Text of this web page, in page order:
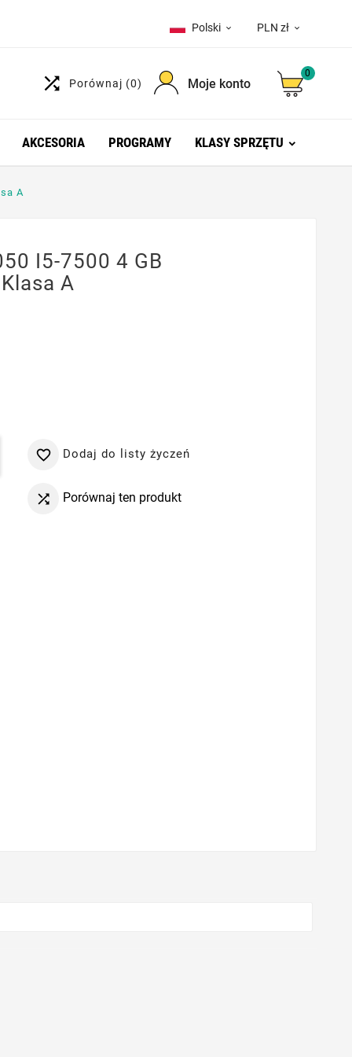
Polski  PLN zł 
 Porównaj (0) Moje konto
0
AKCESORIA PROGRAMY KLASY SPRZĘTU
A
I5-7500 4 GB
A
 Dodaj do listy życzeń
 Porównaj ten produkt